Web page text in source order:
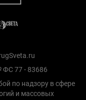
77 - 83686
по надзору в сфере
и массовых